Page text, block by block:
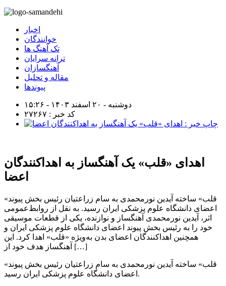
اخبار
خوانندگان
تک آهنگ ها
ترانه سرایان
آهنگسازان
مقاله و تحلیل
پیوندها
دوشنبه - ۲۰ اسفند ۱۴۰۳ - ۱۵:۲۶
کد خبر : ۲۷۲۶۷
اهدای «قلب» یک آهنگساز به اهداکنندگان
اعضا
«قلب» ساخته آیدین نورمحمدی به سام زراعتیان رئیس بخش پیوند
اعضای دانشگاه علوم پزشکی ایران رسید. به نقل از روابط‌عمومی
اثر، آیدین نورمحمدی آهنگساز و نوازنده، یکی از قطعات موسیقی
خود را به رئیس بخش پیوند اعضای دانشگاه علوم پزشکی ایران و
همچنین اهداکنندگان اعضای بدن به‌ویژه «قلب» اهدا کرد. این
آهنگساز هدف خود از […]
«قلب» ساخته آیدین نورمحمدی به سام زراعتیان رئیس بخش پیوند
اعضای دانشگاه علوم پزشکی ایران رسید.